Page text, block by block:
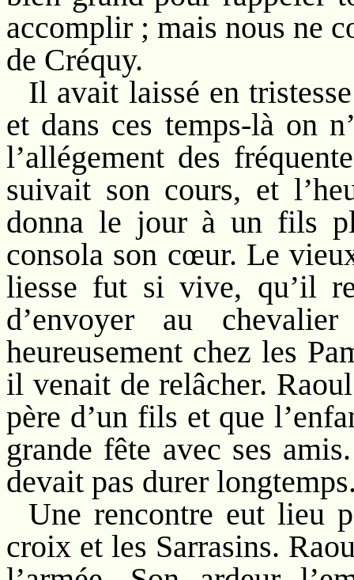
accomplir ; mais nous ne
de Créquy.
Il avait laissé en
et dans ces temps-là on
l’allégement des
suivait son cours, et
donna le jour à un fils
consola son cœur. Le
liesse fut si vive, qu’il
d’envoyer au
heureusement chez les
il venait de relâcher.
père d’un fils et que
grande fête avec ses
devait pas durer
Une rencontre eut lieu
croix et les Sarrasins.